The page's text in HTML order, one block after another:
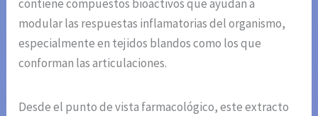
contiene compuestos bioactivos que ayudan a
modular las respuestas inflamatorias del organismo,
especialmente en tejidos blandos como los que
conforman las articulaciones.
Desde el punto de vista farmacológico, este extracto